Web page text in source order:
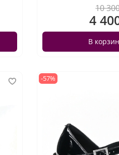
10
4
В
-57%